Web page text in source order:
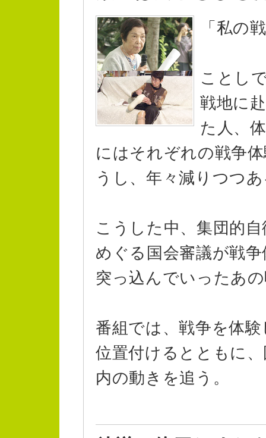
「私の
ことし
戦地に
た人、
にはそれぞれの戦争
うし、年々減りつつ
こうした中、集団的
めぐる国会審議が戦
突っ込んでいったあ
番組では、戦争を体
位置付けるとともに
内の動きを追う。